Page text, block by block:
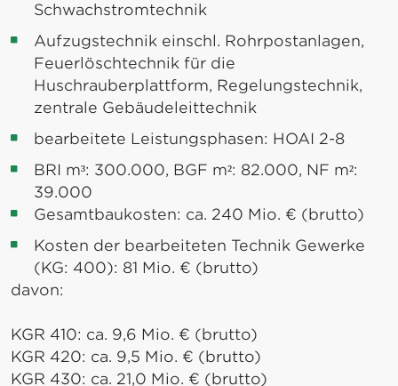
Schwachstromtechnik
Aufzugstechnik einschl. Rohrpostanlagen,
Feuerlöschtechnik für die
Huschrauberplattform, Regelungstechnik,
zentrale Gebäudeleittechnik
bearbeitete Leistungsphasen: HOAI 2-8
BRI m³: 300.000, BGF m²: 82.000, NF m²:
39.000
Gesamtbaukosten: ca. 240 Mio. € (brutto)
Kosten der bearbeiteten Technik Gewerke
(KG: 400): 81 Mio. € (brutto)
davon:
KGR 410: ca. 9,6 Mio. € (brutto)
KGR 420: ca. 9,5 Mio. € (brutto)
KGR 430: ca. 21,0 Mio. € (brutto)